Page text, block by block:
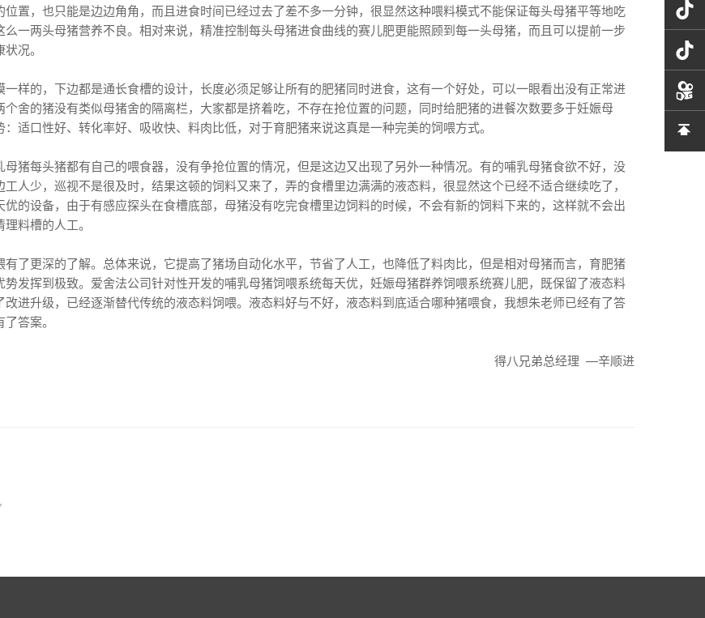
置，也只能是边边角角，而且进食时间已经过去了差不多一分钟，很显然这种喂料模式不能保证每头母猪平等地吃
一两头母猪营养不良。相对来说，精准控制每头母猪进食曲线的赛儿肥更能照顾到每一头母猪，而且可以提前一步
况。
样的，下边都是通长食槽的设计，长度必须足够让所有的肥猪同时进食，这有一个好处，可以一眼看出没有正常进
舍的猪没有类似母猪舍的隔离栏，大家都是挤着吃，不存在抢位置的问题，同时给肥猪的进餐次数要多于妊娠母
适口性好、转化率好、吸收快、料肉比低，对于育肥猪来说这真是一种完美的饲喂方式。
猪每头猪都有自己的喂食器，没有争抢位置的情况，但是这边又出现了另外一种情况。有的哺乳母猪食欲不好，没
人少，巡视不是很及时，结果这顿的饲料又来了，弄的食槽里边满满的液态料，很显然这个已经不适合继续吃了，
的设备，由于有感应探头在食槽底部，母猪没有吃完食槽里边饲料的时候，不会有新的饲料下来的，这样就不会出
料槽的人工。
了更深的了解。总体来说，它提高了猪场自动化水平，节省了人工，也降低了料肉比，但是相对母猪而言，育肥猪
发挥到极致。爱舍法公司针对性开发的哺乳母猪饲喂系统每天优，妊娠母猪群养饲喂系统赛儿肥，既保留了液态料
进升级，已经逐渐替代传统的液态料饲喂。液态料好与不好，液态料到底适合哪种猪喂食，我想朱老师已经有了答
答案。
得八兄弟总经理 —辛顺进